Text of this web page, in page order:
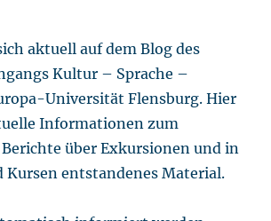
aktuell auf dem Blog des
Kultur – Sprache –
Universität Flensburg. Hier
Informationen zum
über Exkursionen und in
Kursen entstandenes Material.